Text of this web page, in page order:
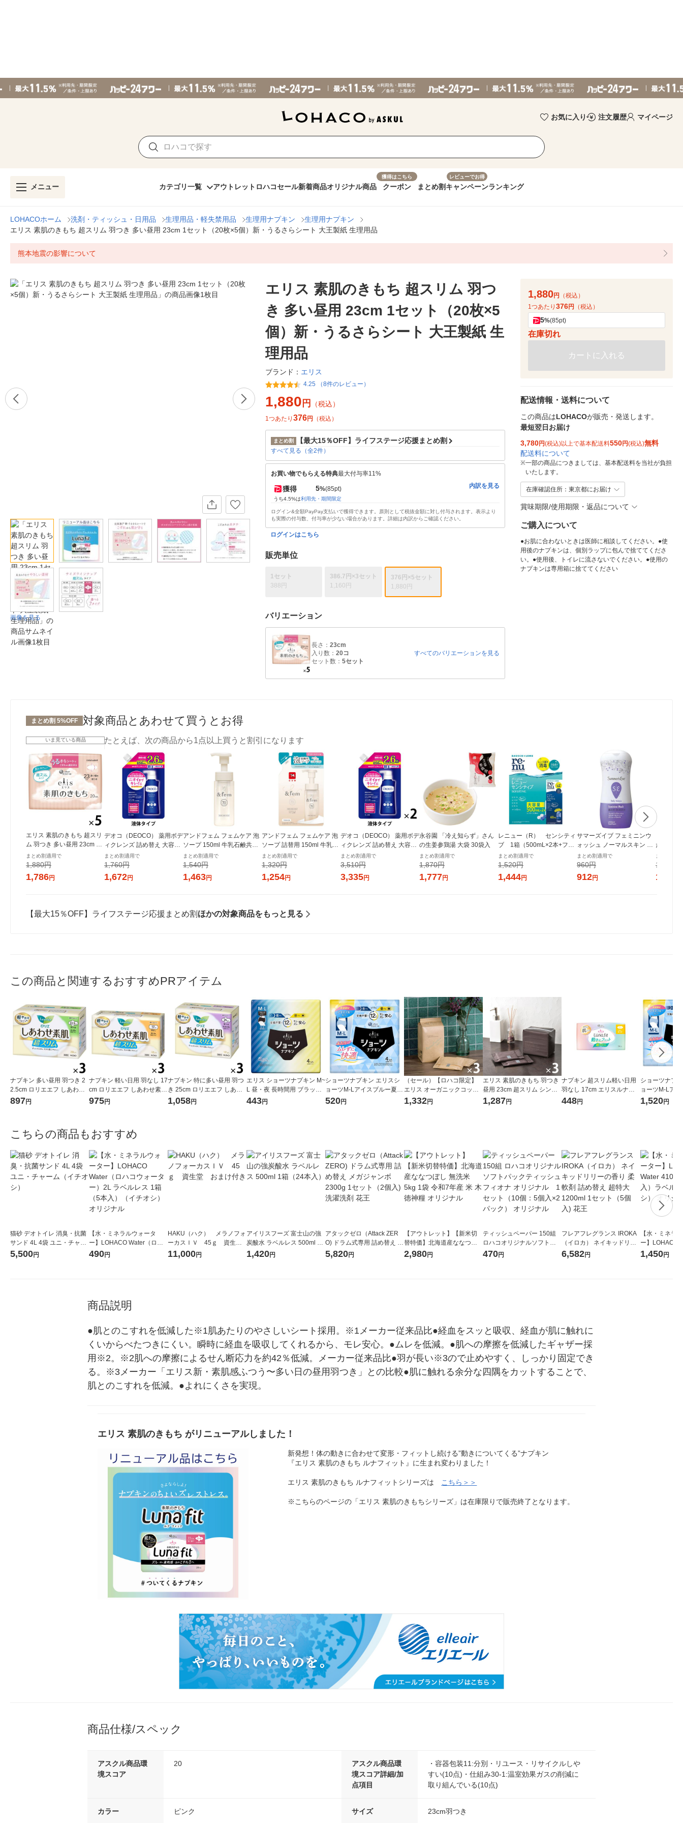
お気に入り 注文履歴 マイページ
メニュー カテゴリ一覧 アウトレット ロハコセール新着商品オリジナル商品
獲得はこちら
クーポン まとめ割
レビューでお得
キャンペーンランキング
LOHACOホーム 洗剤・ティッシュ・日用品 生理用品・軽失禁用品 生理用ナプキン
生理用ナプキン
エリス 素肌のきもち 超スリム 羽つき 多い昼用 23cm 1セット（20枚×5個）新・うるさらシート 大王製紙 生理用品
熊本地震の影響について
画像を見る
エリス 素肌のきもち 超スリム 羽つ
き 多い昼用 23cm 1セット（20枚×5
個）新・うるさらシート 大王製紙 生
理用品
ブランド： エリス
4.25 （8件のレビュー）
1,880 円 （税込）
1つあたり 376円 （税込）
まとめ割 【最大15％OFF】ライフステージ応援まとめ割
すべて見る（全2件）
お買い物でもらえる特典最大付与率11%
獲得 5%(85pt)
うち4.5%は利用先・期間限定
内訳を見る
ログイン&全額PayPay支払いで獲得できます。原則として税抜金額に対し付与されます。表示より
も実際の付与数、付与率が少ない場合があります。詳細は内訳からご確認ください。
ログインはこちら
販売単位
1セット
388円
386.7円×3セット
1,160円
376円×5セット
1,880円
バリエーション
長さ： 23cm
入り数： 20コ
セット数： 5セット
すべてのバリエーションを見る
1,880円
（税込）
1つあたり 376円 （税込）
5%(85pt)
在庫切れ
カートに入れる
配送情報・送料について
この商品はLOHACOが販売・発送します。
最短翌日お届け
3,780円(税込)以上で基本配送料550円(税込)無料
配送料について
※一部の商品につきましては、基本配送料を当社が負担
いたします。
在庫確認住所：東京都にお届け
賞味期限/使用期限・返品について
ご購入について
●お肌に合わないときは医師に相談してください。●使
用後のナプキンは、個別ラップに包んで捨ててくださ
い。●使用後、トイレに流さないでください。●使用の
ナプキンは専用箱に捨ててください
まとめ割 5%OFF 対象商品とあわせて買うとお得
いま見ている商品
エリス 素肌のきもち 超スリ
ム 羽つき 多い昼用 23cm 1
セット（20枚×5個）新・う
るさらシート 大王製紙 生理
まとめ割適用で
1,880円
1,786円
たとえば、次の商品から1点以上買うと割引になります
デオコ（DEOCO） 薬用ボデ
ィクレンズ 詰め替え 大容量
650g ロート製薬 【液体タイ
プ】
まとめ割適用で
1,760円
1,672円
アンドフェム フェムケア 泡
ソープ 150ml 牛乳石鹸共進
社
まとめ割適用で
1,540円
1,463円
アンドフェム フェムケア 泡
ソープ 詰替用 150ml 牛乳石
鹸共進社
まとめ割適用で
1,320円
1,254円
デオコ（DEOCO） 薬用ボデ
ィクレンズ 詰め替え 大容量
2個 650g ロート製薬 【液体
タイプ】
まとめ割適用で
3,510円
3,335円
永谷園 「冷え知らず」さん
の生姜参鶏湯 大袋 30袋入
まとめ割適用で
1,870円
1,777円
レニュー（R） センシティ
ブ 1箱（500mL×2本+フレ
ッシュ 60mL入） ボシュ
ロム・ジャパン
まとめ割適用で
1,520円
1,444円
サマーズイブ フェミニンウ
ォッシュ ノーマルスキン マ
ルチベネフィット デイリー
バランス 237ml ピルボック
ス
まとめ割適用で
960円
912円
たっぷり
1袋 永谷
まとめ割適
1,680円
1,596
【最大15％OFF】ライフステージ応援まとめ割 ほかの対象商品をもっと見る
この商品と関連するおすすめPRアイテム
ナプキン 多い昼用 羽つき 2
2.5cm ロリエエフ しあわせ
素肌 超スリム 1セット（20
897円
ナプキン 軽い日用 羽なし 17
cm ロリエエフ しあわせ素肌
超スリム 1セット（32枚×3
975円
ナプキン 特に多い昼用 羽つ
き 25cm ロリエエフ しあわ
せ素肌 超スリム 1セット（1
1,058円
エリス ショーツナプキン M~
L 昼・夜 長時間用 ブラック
カラー 1パック（4枚入) 生
443円
ショーツナプキン エリスシ
ョーツM-Lアイスブルー夏企
画品4枚 1パック（4枚入）
520円
（セール）【ロハコ限定】
エリス オーガニックコット
ン 羽つき 27cm 特に多い昼
1,332円
エリス 素肌のきもち 羽つき
昼用 23cm 超スリム シンプ
ルデザイン 3個(20枚×3) ナ
1,287円
ナプキン 超スリム軽い日用
羽なし 17cm エリスルナフ
ィット 1個（34枚入） 大王
448円
ショーツナプ
ョーツM-Lア
画品4枚 1セッ
1,520円
こちらの商品もおすすめ
猫砂 デオトイレ 消臭・抗菌
サンド 4L 4袋 ユニ・チャー
ム（イチオシ）
5,500円
【水・ミネラルウォータ
ー】LOHACO Water（ロハ
コウォーター）2L ラベルレ
490円
HAKU（ハク） メラノフォ
ーカスＩＶ 45ｇ 資生
堂 おまけ付き
11,000円
アイリスフーズ 富士山の強
炭酸水 ラベルレス 500ml 1
箱（24本入）
1,420円
アタックゼロ（Attack ZER
O) ドラム式専用 詰め替え メ
ガジャンボ 2300g 1セット
5,820円
【アウトレット】【新米切
替特価】北海道産ななつぼ
し 無洗米 5kg 1袋 令和7年産
2,980円
ティッシュペーパー 150組
ロハコオリジナルソフトパ
ックティッシュ フィオナ オ
470円
フレアフレグランス IROKA
（イロカ） ネイキッドリリ
ーの香り 柔軟剤 詰め替え 超
6,582円
【水・ミネラ
ー】LOHACO
1箱（20本入
1,450円
商品説明
●肌とのこすれを低減した※1肌あたりのやさしいシート採用。※1メーカー従来品比●経血をスッと吸収、経血が肌に触れに
くいからべたつきにくい。瞬時に経血を吸収してくれるから、モレ安心。●ムレを低減。●肌への摩擦を低減したギャザー採
用※2。※2肌への摩擦によるせん断応力を約42％低減。メーカー従来品比●羽が長い※3ので止めやすく、しっかり固定でき
る。※3メーカー「エリス新・素肌感ふつう〜多い日の昼用羽つき」との比較●肌に触れる余分な四隅をカットすることで、
肌とのこすれを低減。●よれにくさを実現。
エリス 素肌のきもち がリニューアルしました！
新発想！体の動きに合わせて変形・フィットし続ける”動きについてくる”ナプキン
『エリス 素肌のきもち ルナフィット』に生まれ変わりました！
エリス 素肌のきもち ルナフィットシリーズは こちら＞＞
※こちらのページの「エリス 素肌のきもちシリーズ」は在庫限りで販売終了となります。
商品仕様/スペック
アスクル商品環
境スコア
20
アスクル商品環
境スコア詳細/加
点項目
・容器包装11:分別・リユース・リサイクルしや
すい(10点)・仕組み30-1:温室効果ガスの削減に
取り組んでいる(10点)
カラー ピンク サイズ 23cm羽つき